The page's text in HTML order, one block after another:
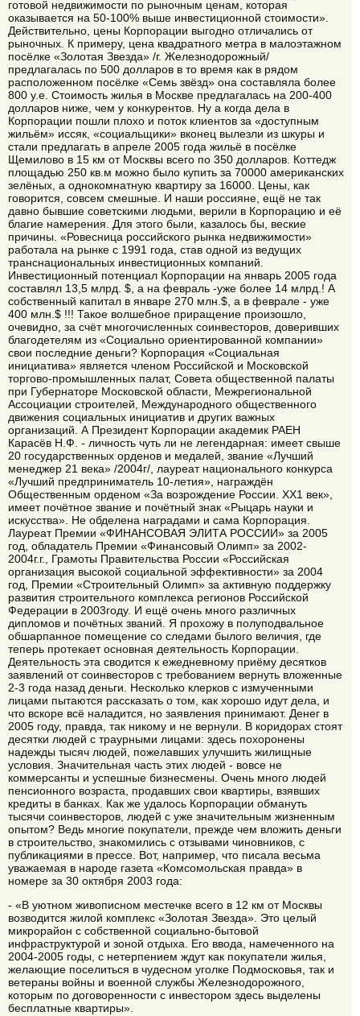
готовой недвижимости по рыночным ценам, которая
оказывается на 50-100% выше инвестиционной стоимости».
Действительно, цены Корпорации выгодно отличались от
рыночных. К примеру, цена квадратного метра в малоэтажном
посёлке «Золотая Звезда» /г. Железнодорожный/
предлагалась по 500 долларов в то время как в рядом
расположенном посёлке «Семь звёзд» она составляла более
800 у.е. Стоимость жилья в Москве предлагалась на 200-400
долларов ниже, чем у конкурентов. Ну а когда дела в
Корпорации пошли плохо и поток клиентов за «доступным
жильём» иссяк, «социальщики» вконец вылезли из шкуры и
стали предлагать в апреле 2005 года жильё в посёлке
Щемилово в 15 км от Москвы всего по 350 долларов. Коттедж
площадью 250 кв.м можно было купить за 70000 американских
зелёных, а однокомнатную квартиру за 16000. Цены, как
говорится, совсем смешные. И наши россияне, ещё не так
давно бывшие советскими людьми, верили в Корпорацию и её
благие намерения. Для этого были, казалось бы, веские
причины. «Ровесница российского рынка недвижимости»
работала на рынке с 1991 года, став одной из ведущих
транснациональных инвестиционных компаний.
Инвестиционный потенциал Корпорации на январь 2005 года
составлял 13,5 млрд. $, а на февраль -уже более 14 млрд.! А
собственный капитал в январе 270 млн.$, а в феврале - уже
400 млн.$ !!! Такое волшебное приращение произошло,
очевидно, за счёт многочисленных соинвесторов, доверивших
благодетелям из «Социально ориентированной компании»
свои последние деньги? Корпорация «Социальная
инициатива» является членом Российской и Московской
торгово-промышленных палат, Совета общественной палаты
при Губернаторе Московской области, Межрегиональной
Ассоциации строителей, Международного общественного
движения социальных инициатив и других важных
организаций. А Президент Корпорации академик РАЕН
Карасёв Н.Ф. - личность чуть ли не легендарная: имеет свыше
20 государственных орденов и медалей, звание «Лучший
менеджер 21 века» /2004г/, лауреат национального конкурса
«Лучший предприниматель 10-летия», награждён
Общественным орденом «За возрождение России. ХХ1 век»,
имеет почётное звание и почётный знак «Рыцарь науки и
искусства». Не обделена наградами и сама Корпорация.
Лауреат Премии «ФИНАНСОВАЯ ЭЛИТА РОССИИ» за 2005
год, обладатель Премии «Финансовый Олимп» за 2002-
2004г.г., Грамоты Правительства России «Российская
организация высокой социальной эффективности» за 2004
год, Премии «Строительный Олимп» за активную поддержку
развития строительного комплекса регионов Российской
Федерации в 2003году. И ещё очень много различных
дипломов и почётных званий. Я прохожу в полуподвальное
обшарпанное помещение со следами былого величия, где
теперь протекает основная деятельность Корпорации.
Деятельность эта сводится к ежедневному приёму десятков
заявлений от соинвесторов с требованием вернуть вложенные
2-3 года назад деньги. Несколько клерков с измученными
лицами пытаются рассказать о том, как хорошо идут дела, и
что вскоре всё наладится, но заявления принимают. Денег в
2005 году, правда, так никому и не вернули. В коридорах стоят
десятки людей с траурными лицами: здесь похоронены
надежды тысяч людей, пожелавших улучшить жилищные
условия. Значительная часть этих людей - вовсе не
коммерсанты и успешные бизнесмены. Очень много людей
пенсионного возраста, продавших свои квартиры, взявших
кредиты в банках. Как же удалось Корпорации обмануть
тысячи соинвесторов, людей с уже значительным жизненным
опытом? Ведь многие покупатели, прежде чем вложить деньги
в строительство, знакомились с отзывами чиновников, с
публикациями в прессе. Вот, например, что писала весьма
уважаемая в народе газета «Комсомольская правда» в
номере за 30 октября 2003 года:
- «В уютном живописном местечке всего в 12 км от Москвы
возводится жилой комплекс «Золотая Звезда». Это целый
микрорайон с собственной социально-бытовой
инфраструктурой и зоной отдыха. Его ввода, намеченного на
2004-2005 годы, с нетерпением ждут как покупатели жилья,
желающие поселиться в чудесном уголке Подмосковья, так и
ветераны войны и военной службы Железнодорожного,
которым по договоренности с инвестором здесь выделены
бесплатные квартиры».